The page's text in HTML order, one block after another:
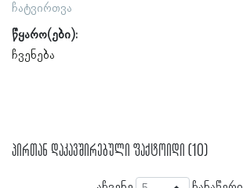
ჩატვირთვა
წყარო(ები):
ჩვენება
პირთან დაკავშირებული ფაქტოიდი (10)